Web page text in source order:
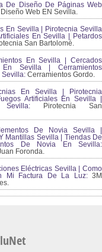
De Diseño De Páginas Web
Diseño Web EN Sevilla.
En Sevilla | Pirotecnia Sevilla
En Sevilla | Petardos
San Bartolomé.
En Sevilla | Cercados
En Sevilla | Cerramientos
Sevilla: Cerramientos Gordo.
En Sevilla | Pirotecnia
Artificiales En Sevilla |
Sevilla: Pirotecnia San
De Novia Sevilla |
Mantillas Sevilla | Tiendas De
De Novia En Sevilla:
Foronda.
Eléctricas Sevilla | Como
Mi Factura De La Luz:3M